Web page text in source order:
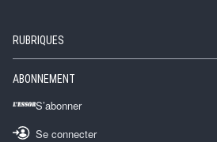
RUBRIQUES
ABONNEMENT
S’abonner
Se connecter